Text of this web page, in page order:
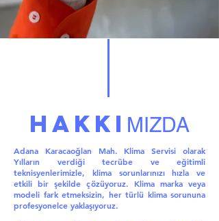
HAKKI MIZDA
Adana Karacaoğlan Mah. Klima Servisi olarak
Yılların verdiği tecrübe ve eğitimli
teknisyenlerimizle, klima sorunlarınızı hızla ve
etkili bir şekilde çözüyoruz. Klima marka veya
modeli fark etmeksizin, her türlü klima sorununa
profesyonelce yaklaşıyoruz.